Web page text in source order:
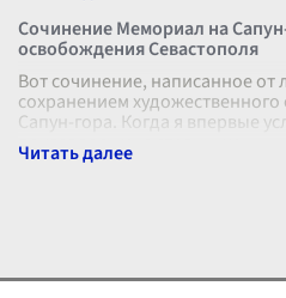
Сочинение Мемориал на
освобождения Севастополя
Вот сочинение, написанное от
сохранением
Сапун-гора. Когда я впервые
показалось мне странным